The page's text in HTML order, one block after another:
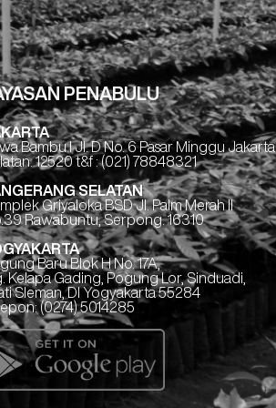
PENABULU
Bambu I Jl. D No. 6 Pasar Minggu Jakarta
12520 t&f : (021) 78848321
SELATAN
Griyaloka BSD Jl. Palm Merah II
Rawabuntu, Serpong. 16310
Baru Blok H No. 17A,
Kelapa Gading, Pogung Lor, Sinduadi,
Sleman, DI Yogyakarta 55284
(0274) 5014285